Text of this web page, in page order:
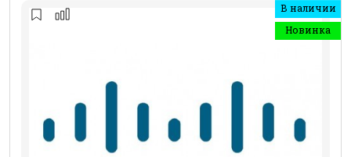
В наличии
Новинка